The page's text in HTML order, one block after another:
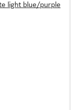
light blue/purple